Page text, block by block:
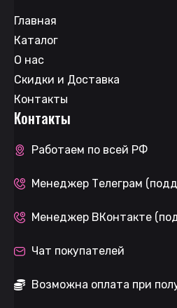
Главная
Каталог
О нас
Скидки и Доставка
Контакты
Контакты
Работаем по всей РФ
Менеджер Телеграм
Менеджер ВКонтакте
Чат покупателей
Возможна оплата при